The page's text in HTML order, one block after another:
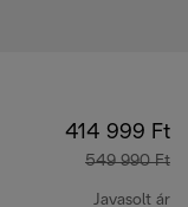
414 999 Ft
549 990 Ft
Javasolt ár